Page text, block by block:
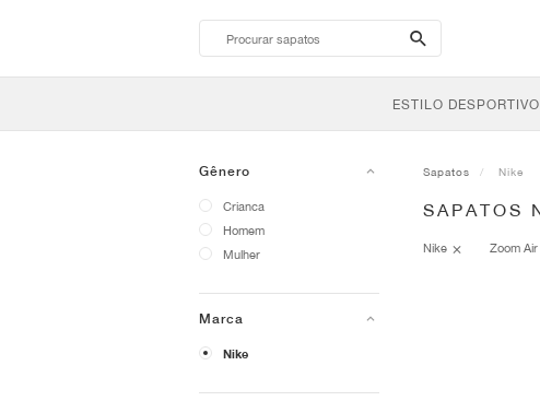
search-
btn
ESTILO DESPORTIVO
Gênero
Crianca
Homem
Mulher
Marca
Nike
Sapatos Nike
SAPATOS
Nike Zoom Air